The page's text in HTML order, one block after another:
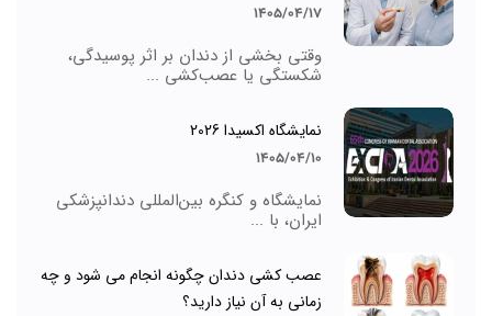
1405/04/17
وقتی بخشی از دندان بر اثر پوسیدگی،
شکستگی یا عصب‌کشی ...
نمایشگاه اکسیدا 2026
1405/04/10
نمایشگاه و کنگره بین‌المللی دندانپزشکی
ایران، با ...
عصب کشی دندان چگونه انجام می شود و چه
زمانی به آن نیاز دارید؟